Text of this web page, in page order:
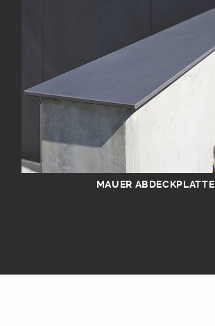
MAUER ABDECKPLATTE